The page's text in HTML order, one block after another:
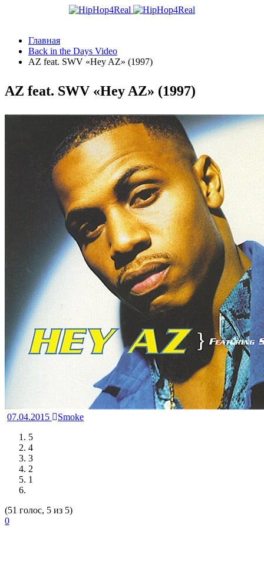
Главная
Back in the Days Video
AZ feat. SWV «Hey AZ» (1997)
AZ feat. SWV «Hey AZ» (1997)
07.04.2015
Smoke
5
4
3
2
1
(51 голос, 5 из 5)
0